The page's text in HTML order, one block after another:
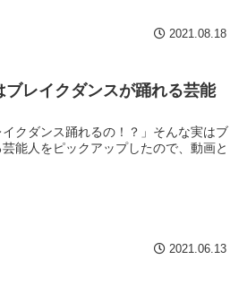
2021.08.18
ブレイクダンスが踊れる芸能
イクダンス踊れるの！？」そんな実はブ
能人をピックアップしたので、動画と
2021.06.13